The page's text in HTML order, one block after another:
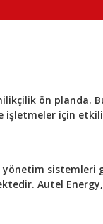
ön planda.
işletmeler için
Autel